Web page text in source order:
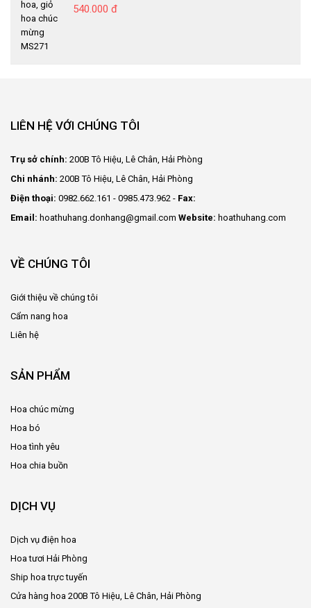
540.000 đ
LIÊN HỆ VỚI CHÚNG TÔI
Trụ sở chính: 200B Tô Hiệu, Lê Chân, Hải Phòng
Chi nhánh: 200B Tô Hiệu, Lê Chân, Hải Phòng
Điện thoại: 0982.662.161 - 0985.473.962 - Fax:
Email: hoathuhang.donhang@gmail.com Website: hoathuhang.com
VỀ CHÚNG TÔI
Giới thiệu về chúng tôi
Cẩm nang hoa
Liên hệ
SẢN PHẨM
Hoa chúc mừng
Hoa bó
Hoa tình yêu
Hoa chia buồn
DỊCH VỤ
Dịch vụ điện hoa
Hoa tươi Hải Phòng
Ship hoa trực tuyến
Cửa hàng hoa 200B Tô Hiệu, Lê Chân, Hải Phòng